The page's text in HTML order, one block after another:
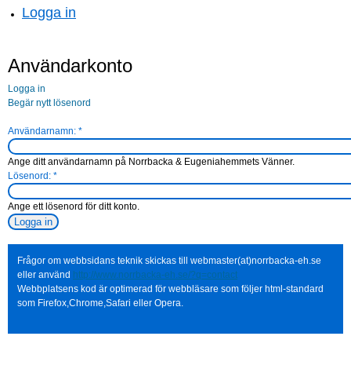
Logga in
Användarkonto
Logga in
Begär nytt lösenord
Användarnamn: *
Ange ditt användarnamn på Norrbacka & Eugeniahemmets Vänner.
Lösenord: *
Ange ett lösenord för ditt konto.
Frågor om webbsidans teknik skickas till webmaster(at)norrbacka-eh.se
eller använd http://www.norrbacka-eh.se/?q=contact
Webbplatsens kod är optimerad för webbläsare som följer html-standard
som Firefox,Chrome,Safari eller Opera.